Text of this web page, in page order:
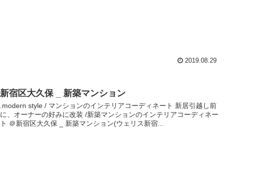
2019.08.29
新宿区大久保 _ 新築マンション
.modern style / マンションのインテリアコーディネート 新居引越し前
に、オーナーの好みに改装 /新築マンションのインテリアコーディネー
ト ＠新宿区大久保 _ 新築マンション(ウェリス新宿...